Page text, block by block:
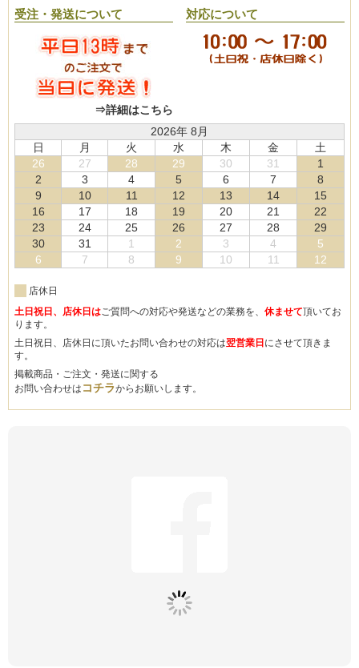
受注・発送について
⇒詳細はこちら
対応について
2026年 8月
日
月 火 水 木 金
土
26
27 28 29 30 31
1
2
3 4 5 6 7
8
9
10 11 12 13 14
15
16
17 18 19 20 21
22
23
24 25 26 27 28
29
30
31 1 2 3 4
5
6
7 8 9 10 11 12
店休日
土日祝日、店休日はご質問への対応や発送などの業務を、 休ませて頂いてお
ります。
土日祝日、店休日に頂いたお問い合わせの対応は翌営業日 にさせて頂きま
す。
掲載商品・ご注文・発送に関する
お問い合わせは コチラからお願いします。